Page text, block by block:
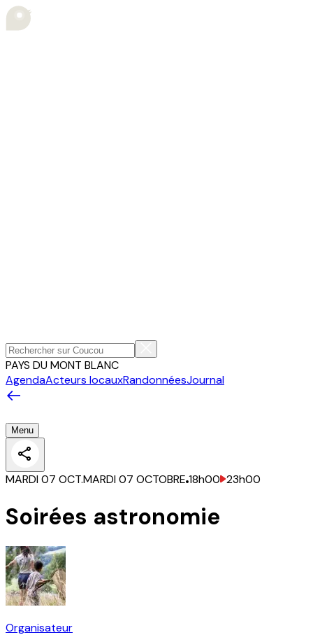
PAYS DU MONT BLANC
AgendaActeurs locauxRandonnéesJournal
Menu
MARDI 07 OCT.MARDI 07 OCTOBRE 18h00 23h00
Soirées astronomie
Organisateur